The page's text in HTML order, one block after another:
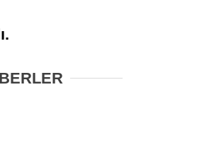
Stablecoin Haberleri